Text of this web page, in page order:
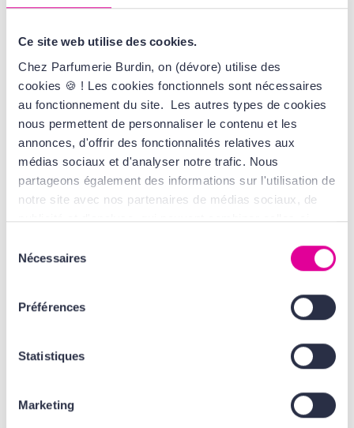
Ce site web utilise des cookies.
Chez Parfumerie Burdin, on (dévore) utilise des
cookies 🍪 ! Les cookies fonctionnels sont nécessaires
au fonctionnement du site. Les autres types de cookies
nous permettent de personnaliser le contenu et les
annonces, d'offrir des fonctionnalités relatives aux
médias sociaux et d'analyser notre trafic. Nous
partageons également des informations sur l'utilisation de
notre site avec nos partenaires de médias sociaux, de
publicité et d'analyse, qui peuvent combiner celles-ci
ou qu'ils ont collectées lors de votre utilisation de leurs
services. Tout ça, pour vous offrir une expérience au top
l'ensemble des cookies de notre site ainsi que ceux de
nosConditions Générales d'Utilisation
Nécessaires
Préférences
Statistiques
Marketing
Absolu
79,00 €
Eau de Parfum
MONTBLANC CAROLINA HERRERA
Eau de Parfum